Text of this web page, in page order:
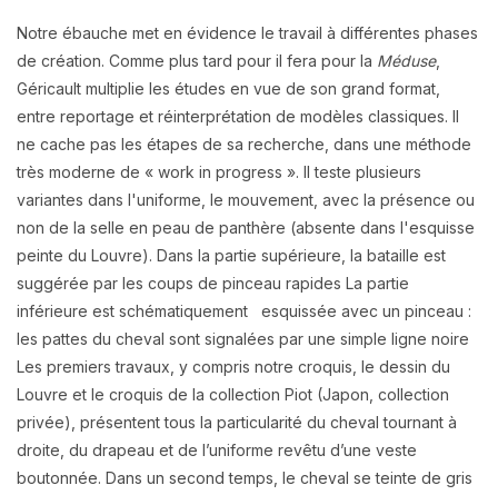
Notre ébauche met en évidence le travail à différentes phases
de création. Comme plus tard pour il fera pour la Méduse,
Géricault multiplie les études en vue de son grand format,
entre reportage et réinterprétation de modèles classiques. Il
ne cache pas les étapes de sa recherche, dans une méthode
très moderne de « work in progress ». Il teste plusieurs
variantes dans l'uniforme, le mouvement, avec la présence ou
non de la selle en peau de panthère (absente dans l'esquisse
peinte du Louvre). Dans la partie supérieure, la bataille est
suggérée par les coups de pinceau rapides La partie
inférieure est schématiquement esquissée avec un pinceau :
les pattes du cheval sont signalées par une simple ligne noire
Les premiers travaux, y compris notre croquis, le dessin du
Louvre et le croquis de la collection Piot (Japon, collection
privée), présentent tous la particularité du cheval tournant à
droite, du drapeau et de l’uniforme revêtu d’une veste
boutonnée. Dans un second temps, le cheval se teinte de gris